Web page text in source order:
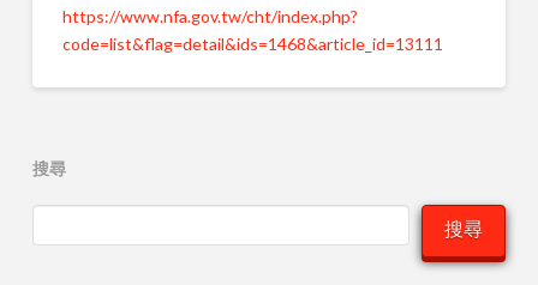
https://www.nfa.gov.tw/cht/index.php?
code=list&flag=detail&ids=1468&article_id=13111
搜尋
搜尋